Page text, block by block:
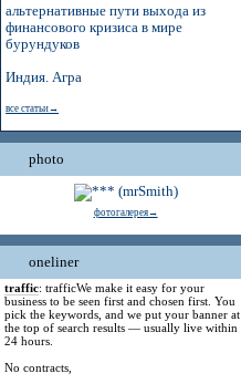
альтернативные пути выхода из
финансового кризиса в мире
бурундуков
Индия. Агра
все статьи→
photo
фотогалерея→
oneliner
traffic: trafficWe make it easy for your
business to be seen first and chosen first. You
pick the keywords, and we put your banner at
the top of search results — usually live within
24 hours.
No contracts,